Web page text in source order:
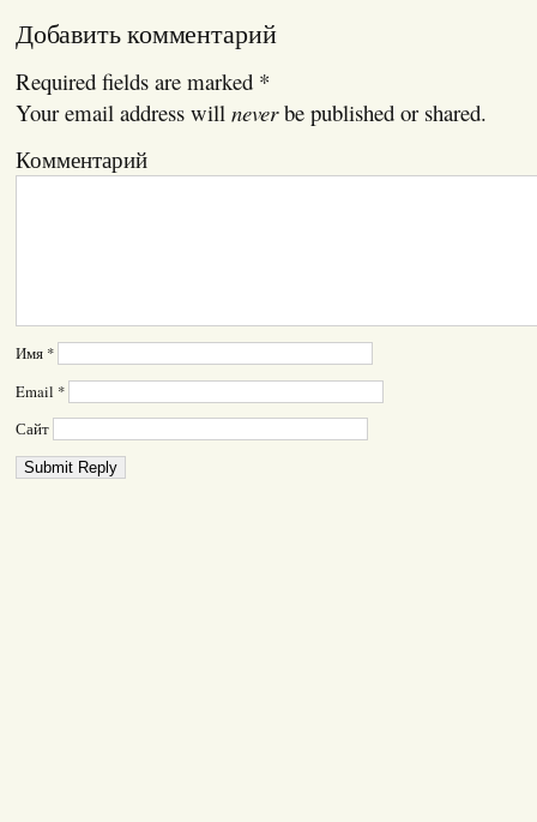
Добавить комментарий
Required fields are marked *
Your email address will neverbe published or shared.
Комментарий
Имя *
Email *
Сайт